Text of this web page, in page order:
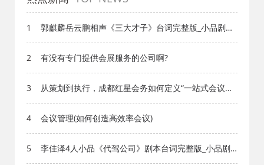
1
郭麒麟岳云鹏相声《三大才子》台词完整版_小品剧本
2 有没有专门提供会展服务的公司啊?
3
从策划到执行，成都红星会务如何定义“一站式会议服
4
会议管理(如何创造高效率会议)
5
李佳泽4人小品《代驾公司》剧本台词完整版_小品剧